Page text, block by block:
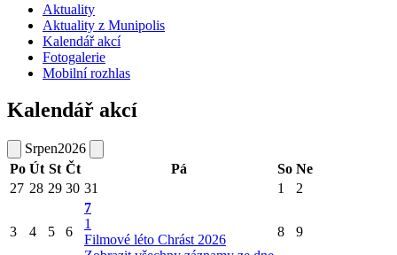
Aktuality
Aktuality z Munipolis
Kalendář akcí
Fotogalerie
Mobilní rozhlas
Kalendář akcí
Srpen2026
Po Út St Čt Pá So Ne
27 28 29 30 31 1 2
3 4 5 6
7
1
Filmové léto Chrást 2026
8 9